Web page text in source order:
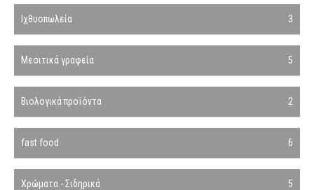
Ιχθυοπωλεία 3
Μεσιτικά γραφεία 5
Βιολογικά προϊόντα 2
fast food 6
Χρώματα - Σιδηρικά 5